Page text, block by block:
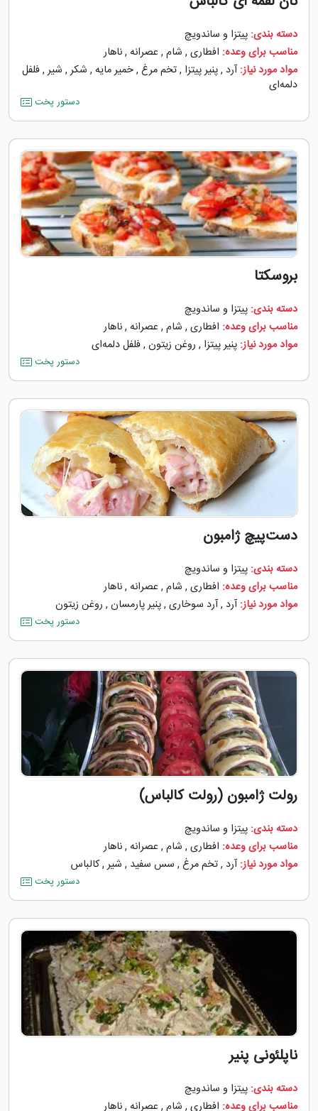
دسته بندی: پیتزا و ساندویچ
مناسب برای وعده: افطاری , شام , عصرانه ,ناهار
مواد مورد نیاز: آرد ,پنیر پیتزا ,تخم مرغ ,خمیر مایه , شکر, شیر,فلفل
دلمه‌‌ای
دستور پخت
بروسکتا
دسته بندی: پیتزا و ساندویچ
مناسب برای وعده: افطاری , شام , عصرانه ,ناهار
مواد مورد نیاز: پنیر پیتزا , روغن زیتون ,فلفل دلمه‌‌ای
دستور پخت
دست‌پیچ ژامبون
دسته بندی: پیتزا و ساندویچ
مناسب برای وعده: افطاری , شام , عصرانه ,ناهار
مواد مورد نیاز: آرد ,آرد سوخاری ,پنیر پارمسان , روغن زیتون
دستور پخت
رولت ژامبون (رولت کالباس)
دسته بندی: پیتزا و ساندویچ
مناسب برای وعده: افطاری , شام , عصرانه ,ناهار
مواد مورد نیاز: آرد ,تخم مرغ , سس سفید , شیر,کالباس
دستور پخت
ناپلئونی پنیر
دسته بندی: پیتزا و ساندویچ
مناسب برای وعده: افطاری , شام , عصرانه ,ناهار